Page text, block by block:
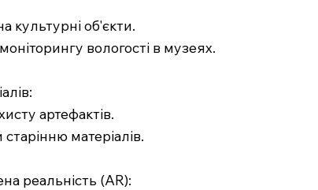
культурні об'єкти.
вологості в музеях.
артефактів.
матеріалів.
реальність (AR):